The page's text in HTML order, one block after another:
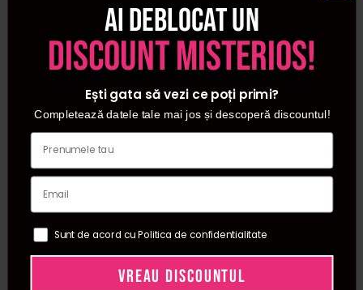
Ai deblocat un
discount misterios!
Ești gata să vezi ce poți primi?
Completează datele tale mai jos și descoperă discountul!
Sunt de acord cu Politica de confidentialitate
VREAU DISCOUNTUL